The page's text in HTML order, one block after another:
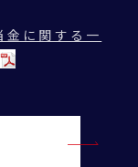
金に関する一